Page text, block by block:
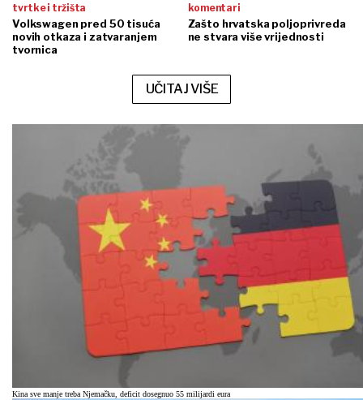
tvrtke i tržišta
Volkswagen pred 50 tisuća
novih otkaza i zatvaranjem
tvornica
komentari
Zašto hrvatska poljoprivreda
ne stvara više vrijednosti
UČITAJ VIŠE
Kina sve manje treba Njemačku, deficit dosegnuo 55 milijardi eura